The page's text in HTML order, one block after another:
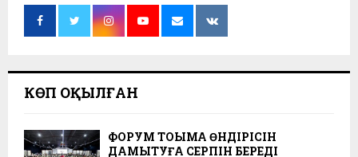
КӨП ОҚЫЛҒАН
ФОРУМ ТОҚЫМА ӨНДІРІСІН
ДАМЫТУҒА СЕРПІН БЕРЕДІ